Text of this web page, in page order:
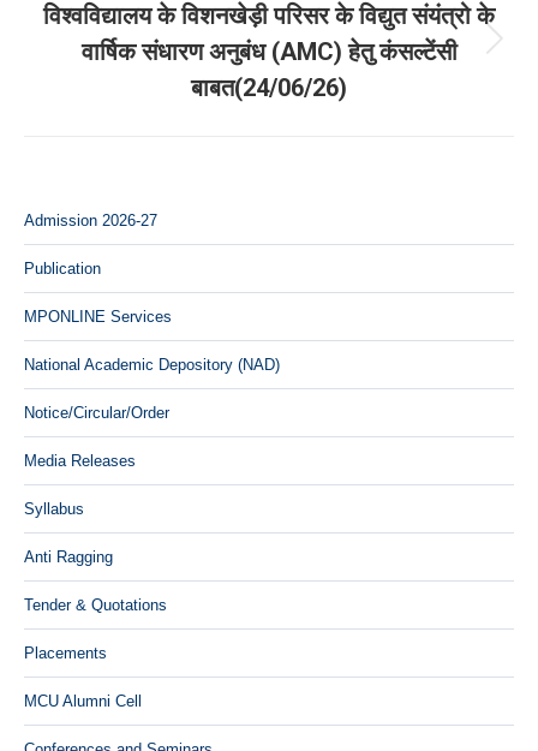
Next
post:
विश्वविद्यालय के विशनखेड़ी परिसर के विद्युत संयंत्रो के
वार्षिक संधारण अनुबंध (AMC) हेतु कंसल्टेंसी
बाबत(24/06/26)
Admission 2026-27
Publication
MPONLINE Services
National Academic Depository (NAD)
Notice/Circular/Order
Media Releases
Syllabus
Anti Ragging
Tender & Quotations
Placements
MCU Alumni Cell